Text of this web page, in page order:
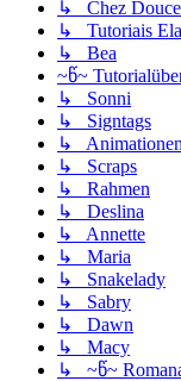
↳ Chez
↳ Tutoriais
↳ Bea
~წ~
↳ Sonni
↳ Signtags
↳ Animationen
↳ Scraps
↳ Rahmen
↳ Deslina
↳ Annette
↳ Maria
↳ Snakelady
↳ Sabry
↳ Dawn
↳ Macy
↳ ~წ~